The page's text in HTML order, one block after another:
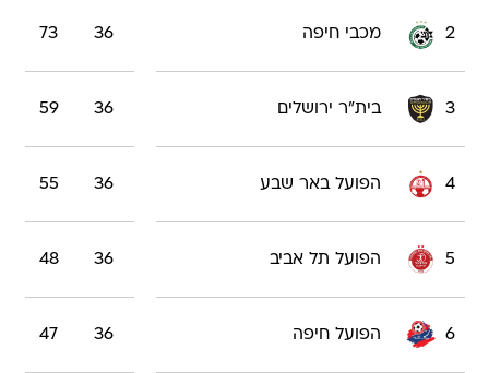
2 מכבי חיפה 36
73
3 בית"ר ירושלים 36
59
4 הפועל באר שבע 36
55
5 הפועל תל אביב 36
48
6 הפועל חיפה 36
47